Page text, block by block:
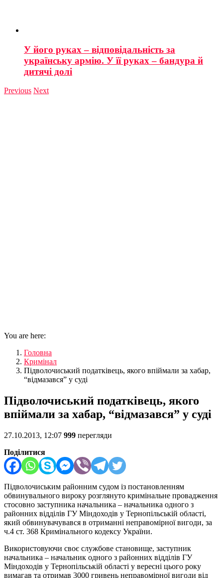
У його руках – відповідальність за
українську армію. У її руках – бандура й
дитячі долі
Previous Next
You are here:
Головна
Кримінал
Підволочиський податківець, якого впіймали за хабар,
“відмазався” у суді
Підволочиський податківець, якого
впіймали за хабар, “відмазався” у суді
27.10.2013, 12:07 999 перегляди
Поділитися
Підволочиським районним судом із постановленням
обвинувального вироку розглянуто кримінальне провадження
стосовно заступника начальника – начальника одного з
районних відділів ГУ Міндоходів у Тернопільській області,
який обвинувачувався в отриманні неправомірної вигоди, за
ч.4 ст. 368 Кримінального кодексу України.
Використовуючи своє службове становище, заступник
начальника – начальник одного з районних відділів ГУ
Міндоходів у Тернопільській області у вересні цього року
вимагав та отримав 3000 гривень неправомірної вигоди від